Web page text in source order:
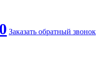
Заказать обратный звонок